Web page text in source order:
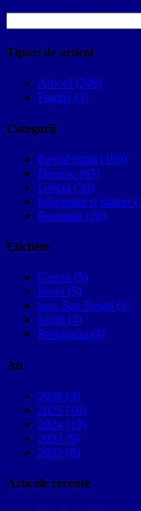
după:
Tipuri de articol
Articol (249)
Pagină (3)
Categorii
Restul lumii (100)
Diverse (65)
Grecia (38)
Informatii si sfaturi
Romania (28)
Etichete
Grecia (5)
Porto (5)
gara Sao Bento (4)
istorii (4)
Portugalia (4)
An
2026 (4)
2025 (10)
2024 (12)
2023 (9)
2022 (8)
Articole recente